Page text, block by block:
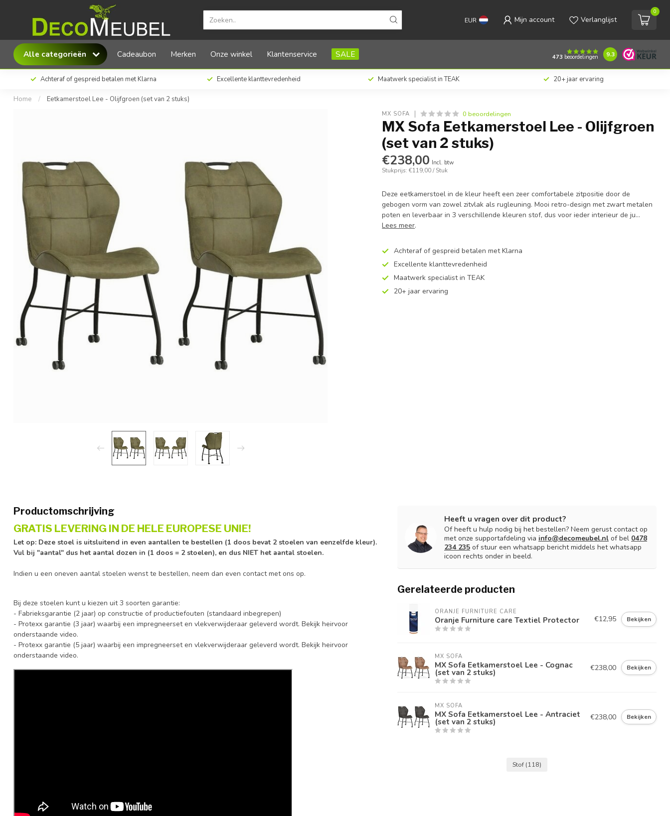
EUR Mijn account Verlanglijst
0
Alle categorieën Cadeaubon Merken Onze winkel Klantenservice SALE 473 beoordelingen 9.3
Achteraf of gespreid betalen met Klarna Excellente klanttevredenheid Maatwerk specialist in TEAK 20+ jaar ervaring
Home / Eetkamerstoel Lee - Olijfgroen (set van 2 stuks)
MX Sofa Eetkamerstoel Lee - Olijfgroen (set van 2 stuks)
MX SOFA 0 beoordelingen
MX Sofa Eetkamerstoel Lee - Olijfgroen
(set van 2 stuks)
€238,00 Incl. btw
Stukprijs: €119,00 / Stuk
Deze eetkamerstoel in de kleur heeft een zeer comfortabele zitpositie door de
gebogen vorm van zowel zitvlak als rugleuning. Mooi retro-design met zwart metalen
poten en leverbaar in 3 verschillende kleuren stof, dus voor ieder interieur de ju...
Lees meer.
Achteraf of gespreid betalen met Klarna
Excellente klanttevredenheid
Maatwerk specialist in TEAK
20+ jaar ervaring
Productomschrijving
GRATIS LEVERING IN DE HELE EUROPESE UNIE!
Let op: Deze stoel is uitsluitend in even aantallen te bestellen (1 doos bevat 2 stoelen van eenzelfde kleur).
Vul bij "aantal" dus het aantal dozen in (1 doos = 2 stoelen), en dus NIET het aantal stoelen.
Indien u een oneven aantal stoelen wenst te bestellen, neem dan even contact met ons op.
Bij deze stoelen kunt u kiezen uit 3 soorten garantie:
- Fabrieksgarantie (2 jaar) op constructie of productiefouten (standaard inbegrepen)
- Protexx garantie (3 jaar) waarbij een impregneerset en vlekverwijderaar geleverd wordt. Bekijk heirvoor
onderstaande video.
- Protexx garantie (5 jaar) waarbij een impregneerset en vlekverwijderaar geleverd wordt. Bekijk heirvoor
onderstaande video.
Heeft u vragen over dit product?
Of heeft u hulp nodig bij het bestellen? Neem gerust contact op
met onze supportafdeling via info@decomeubel.nl of bel 0478
234 235 of stuur een whatsapp bericht middels het whatsapp
icoon rechts onder in beeld.
Gerelateerde producten
ORANJE FURNITURE CARE
Oranje Furniture care Textiel Protector €12,95 Bekijken
MX SOFA
MX Sofa Eetkamerstoel Lee - Cognac
(set van 2 stuks) €238,00 Bekijken
MX SOFA
MX Sofa Eetkamerstoel Lee - Antraciet
(set van 2 stuks) €238,00 Bekijken
Stof (118)